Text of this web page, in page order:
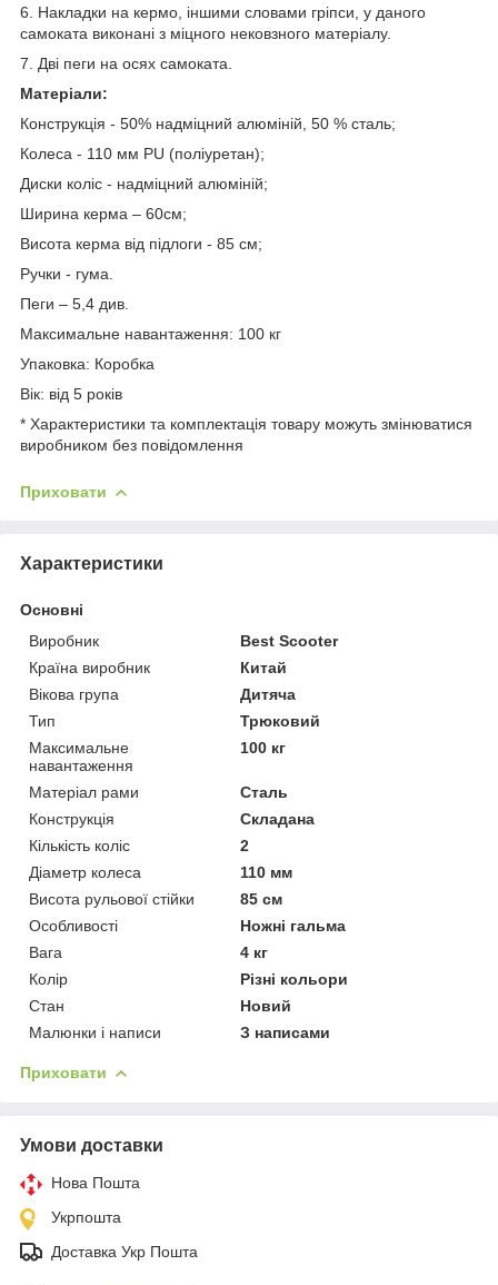
6. Накладки на кермо, іншими словами гріпси, у даного
самоката виконані з міцного нековзного матеріалу.
7. Дві пеги на осях самоката.
Матеріали:
Конструкція - 50% надміцний алюміній, 50 % сталь;
Колеса - 110 мм PU (поліуретан);
Диски коліс - надміцний алюміній;
Ширина керма – 60см;
Висота керма від підлоги - 85 см;
Ручки - гума.
Пеги – 5,4 див.
Максимальне навантаження: 100 кг
Упаковка: Коробка
Вік: від 5 років
* Характеристики та комплектація товару можуть змінюватися
виробником без повідомлення
Приховати
Характеристики
Основні
Виробник
Best Scooter
Країна виробник
Китай
Вікова група
Дитяча
Тип
Трюковий
Максимальне
навантаження
100 кг
Матеріал рами
Сталь
Конструкція
Складана
Кількість коліс
2
Діаметр колеса
110 мм
Висота рульової стійки
85 см
Особливості
Ножні гальма
Вага
4 кг
Колір
Різні кольори
Стан
Новий
Малюнки і написи
З написами
Приховати
Умови доставки
Нова Пошта
Укрпошта
Доставка Укр Пошта